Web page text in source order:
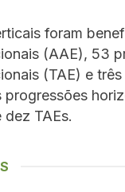
foram
(AAE), 53
(TAE) e
progressões
TAEs.